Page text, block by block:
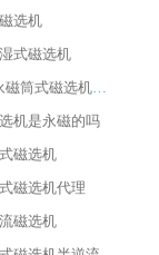
选机
式磁选机
CTB-1530永磁筒式磁选机代理商
机是永磁的吗
磁选机
磁选机代理
磁选机